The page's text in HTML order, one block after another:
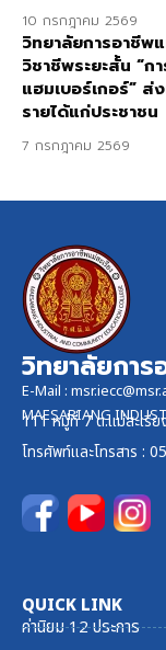
10 กรกฎาคม 2569
วิทยาลัยการอาชีพ
วิชาชีพระยะสั้น “ก
แฮมเบอร์เกอร์” ส่
รายได้แก่ประชาชน
7 กรกฎาคม 2569
วิทยาลัยการ
E-Mail :
MAESARIANG
111 หมู่ที่ 7 ต.แม่สะเรี
โทรศัพท์และโทรสาร :
QUICK LINK
ค่านิยม 12 ประการ